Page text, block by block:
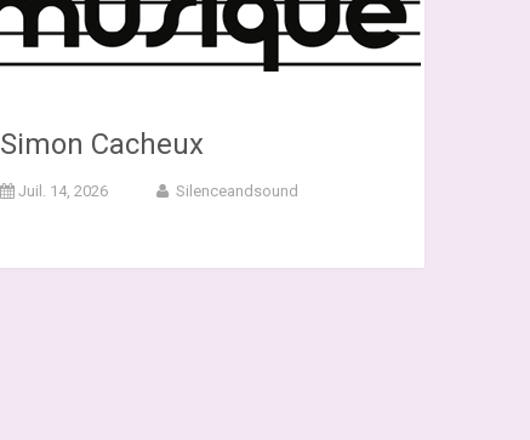
Simon Cacheux
Juil. 14, 2026 Silenceandsound